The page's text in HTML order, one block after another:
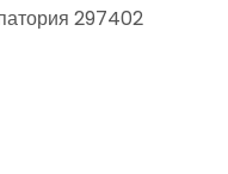
297402